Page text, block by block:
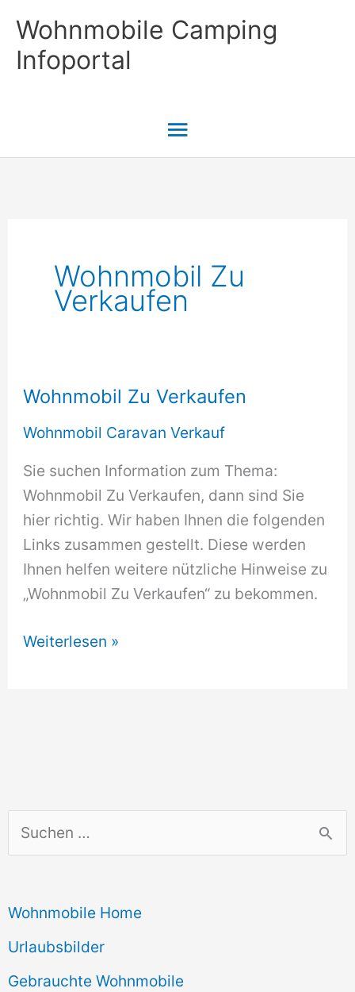
Inhalt
springen
Wohnmobile Camping
Infoportal
Hauptmenü
u
h
e
n
Wohnmobile Home
Urlaubsbilder
Gebrauchte Wohnmobile
Wohnmobil Zu
Verkaufen
Wohnmobil Zu Verkaufen
Wohnmobil Caravan Verkauf
Sie suchen Information zum Thema:
Wohnmobil Zu Verkaufen, dann sind Sie
hier richtig. Wir haben Ihnen die folgenden
Links zusammen gestellt. Diese werden
Ihnen helfen weitere nützliche Hinweise zu
„Wohnmobil Zu Verkaufen“ zu bekommen.
Wohnmobil
Weiterlesen »